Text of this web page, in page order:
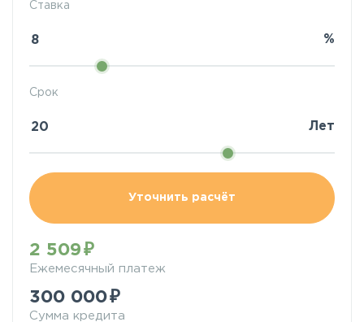
Ставка
%
Срок
Лет
Уточнить расчёт
2 509
Ежемесячный платеж
300 000
Сумма кредита